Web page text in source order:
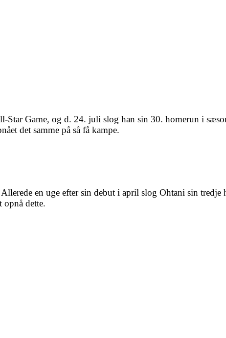
Star Game, og d. 24. juli slog han sin 30. homerun i
det samme på så få kampe.
en uge efter sin debut i april slog Ohtani sin tredje
opnå dette.